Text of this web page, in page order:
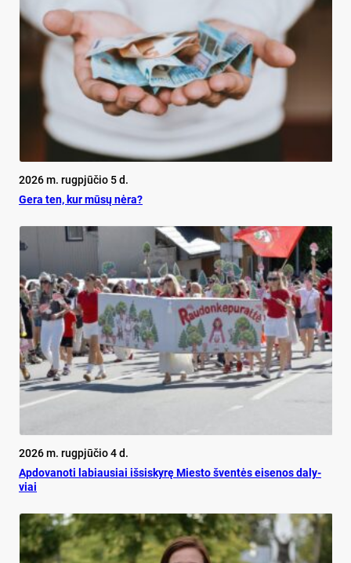
2026 m. rugpjūčio 5 d.
Ge­ra ten, kur mū­sų nė­ra?
2026 m. rugpjūčio 4 d.
Ap­do­va­no­ti la­biau­siai iš­si­sky­rę Mies­to šven­tės ei­se­nos da­ly­
viai